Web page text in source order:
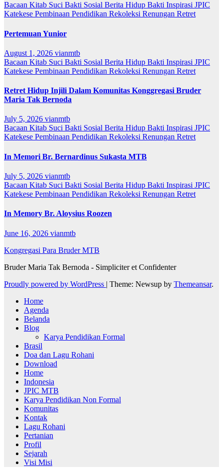
Bacaan Kitab Suci Bakti Sosial Berita Hidup Bakti Inspirasi JPIC
Katekese Pembinaan Pendidikan Rekoleksi Renungan Retret
Pertemuan Yunior
August 1, 2026 vianmtb
Bacaan Kitab Suci Bakti Sosial Berita Hidup Bakti Inspirasi JPIC
Katekese Pembinaan Pendidikan Rekoleksi Renungan Retret
Retret Hidup Injili Dalam Komunitas Konggregasi Bruder
Maria Tak Bernoda
July 5, 2026 vianmtb
Bacaan Kitab Suci Bakti Sosial Berita Hidup Bakti Inspirasi JPIC
Katekese Pembinaan Pendidikan Rekoleksi Renungan Retret
In Memori Br. Bernardinus Sukasta MTB
July 5, 2026 vianmtb
Bacaan Kitab Suci Bakti Sosial Berita Hidup Bakti Inspirasi JPIC
Katekese Pembinaan Pendidikan Rekoleksi Renungan Retret
In Memory Br. Aloysius Roozen
June 16, 2026 vianmtb
Kongregasi Para Bruder MTB
Bruder Maria Tak Bernoda - Simpliciter et Confidenter
Proudly powered by WordPress | Theme: Newsup by Themeansar.
Home
Agenda
Belanda
Blog
Karya Pendidikan Formal
Brasil
Doa dan Lagu Rohani
Download
Home
Indonesia
JPIC MTB
Karya Pendidikan Non Formal
Komunitas
Kontak
Lagu Rohani
Pertanian
Profil
Sejarah
Visi Misi